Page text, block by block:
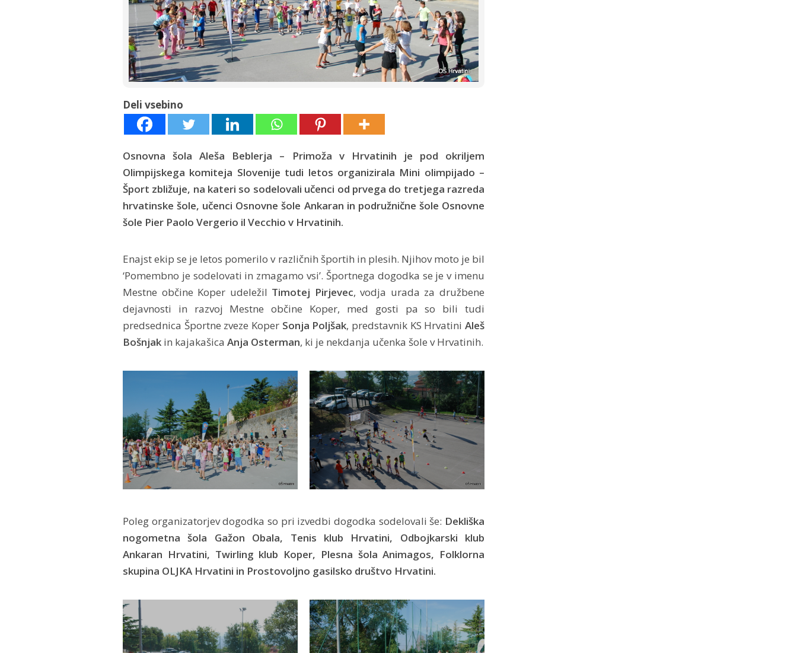
Deli vsebino
Osnovna šola Aleša Beblerja – Primoža v Hrvatinih je pod okriljem
Olimpijskega komiteja Slovenije tudi letos organizirala Mini olimpijado –
Šport zbližuje, na kateri so sodelovali učenci od prvega do tretjega razreda
hrvatinske šole, učenci Osnovne šole Ankaran in podružnične šole Osnovne
šole Pier Paolo Vergerio il Vecchio v Hrvatinih.
Enajst ekip se je letos pomerilo v različnih športih in plesih. Njihov moto je bil
‘Pomembno je sodelovati in zmagamo vsi’. Športnega dogodka se je v imenu
Mestne občine Koper udeležil Timotej Pirjevec, vodja urada za družbene
dejavnosti in razvoj Mestne občine Koper, med gosti pa so bili tudi
predsednica Športne zveze Koper Sonja Poljšak, predstavnik KS HrvatiniAleš
Bošnjak in kajakašica Anja Osterman, ki je nekdanja učenka šole v Hrvatinih.
Poleg organizatorjev dogodka so pri izvedbi dogodka sodelovali še: Dekliška
nogometna šola Gažon Obala, Tenis klub Hrvatini, Odbojkarski klub
Ankaran Hrvatini, Twirling klub Koper, Plesna šola Animagos, Folklorna
skupina OLJKA Hrvatini in Prostovoljno gasilsko društvo Hrvatini.